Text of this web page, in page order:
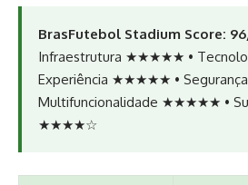
BrasFutebol Stadium Score:
Infraestrutura ★★★★★ •
Experiência ★★★★★ •
Multifuncionalidade ★★★★★ •
★★★★☆